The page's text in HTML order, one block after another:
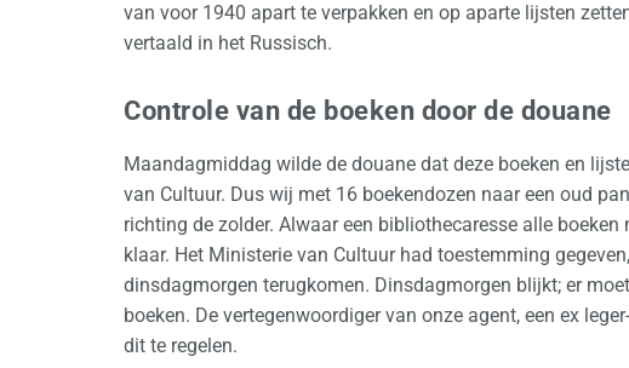
van voor 1940 apart te verpakken en op aparte lijsten
vertaald in het Russisch.
Controle van de boeken door de douane
Maandagmiddag wilde de douane dat deze boeken en
van Cultuur. Dus wij met 16 boekendozen naar een oud
richting de zolder. Alwaar een bibliothecaresse alle
klaar. Het Ministerie van Cultuur had toestemming
dinsdagmorgen terugkomen. Dinsdagmorgen blijkt; er
boeken. De vertegenwoordiger van onze agent, een ex
dit te regelen.